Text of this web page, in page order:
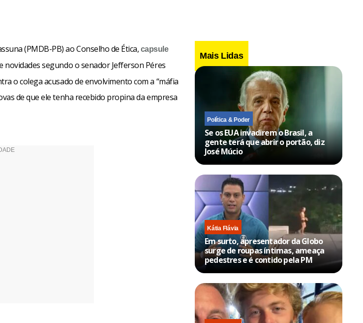
(PMDB-PB) ao Conselho de Ética, capsule
novidades segundo o senador Jefferson Péres
o colega acusado de envolvimento com a “máfia
de que ele tenha recebido propina da empresa
Mais Lidas
Política & Poder
Se os EUA invadirem o Brasil, a
gente terá que abrir o portão, diz
José Múcio
Kátia Flávia
Em surto, apresentador da Globo
surge de roupas íntimas, ameaça
pedestres e é contido pela PM